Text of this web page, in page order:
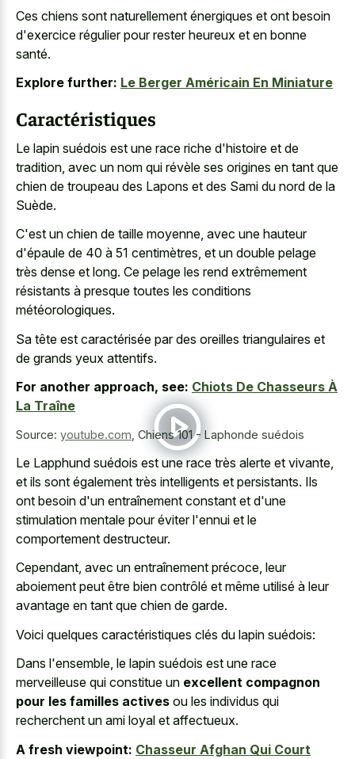
Ces chiens sont naturellement énergiques et ont besoin
d'exercice régulier pour rester heureux et en bonne
santé.
Explore further: Le Berger Américain En Miniature
Caractéristiques
Le lapin suédois est une race riche d'histoire et de
tradition, avec un nom qui révèle ses origines en tant que
chien de troupeau des Lapons et des Sami du nord de la
Suède.
C'est un chien de taille moyenne, avec une hauteur
d'épaule de 40 à 51 centimètres, et un double pelage
très dense et long. Ce pelage les rend extrêmement
résistants à presque toutes les conditions
météorologiques.
Sa tête est caractérisée par des oreilles triangulaires et
de grands yeux attentifs.
For another approach, see: Chiots De Chasseurs À
La Traîne
Source: youtube.com Chiens 101 - Laphonde suédois
Le Lapphund suédois est une race très alerte et vivante,
et ils sont également très intelligents et persistants. Ils
ont besoin d'un entraînement constant et d'une
stimulation mentale pour éviter l'ennui et le
comportement destructeur.
Cependant, avec un entraînement précoce, leur
aboiement peut être bien contrôlé et même utilisé à leur
avantage en tant que chien de garde.
Voici quelques caractéristiques clés du lapin suédois:
Dans l'ensemble, le lapin suédois est une race
merveilleuse qui constitue un excellent compagnon
pour les familles actives ou les individus qui
recherchent un ami loyal et affectueux.
A fresh viewpoint: Chasseur Afghan Qui Court